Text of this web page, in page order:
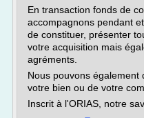
En transaction fonds de
accompagnons pendant
de constituer, présenter
votre acquisition mais
agréments.
Nous pouvons
votre bien ou de votre
Inscrit à l'ORIAS, notre